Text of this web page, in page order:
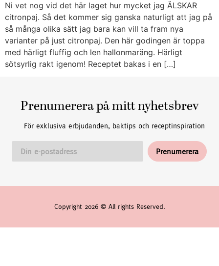
Ni vet nog vid det här laget hur mycket jag ÄLSKAR
citronpaj. Så det kommer sig ganska naturligt att jag på
så många olika sätt jag bara kan vill ta fram nya
varianter på just citronpaj. Den här godingen är toppa
med härligt fluffig och len hallonmaräng. Härligt
sötsyrlig rakt igenom! Receptet bakas i en […]
Prenumerera på mitt nyhetsbrev
För exklusiva erbjudanden, baktips och receptinspiration
Copyright 2026 © All rights Reserved.